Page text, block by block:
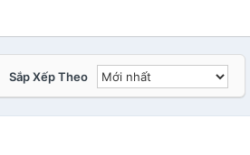
Sắp Xếp Theo